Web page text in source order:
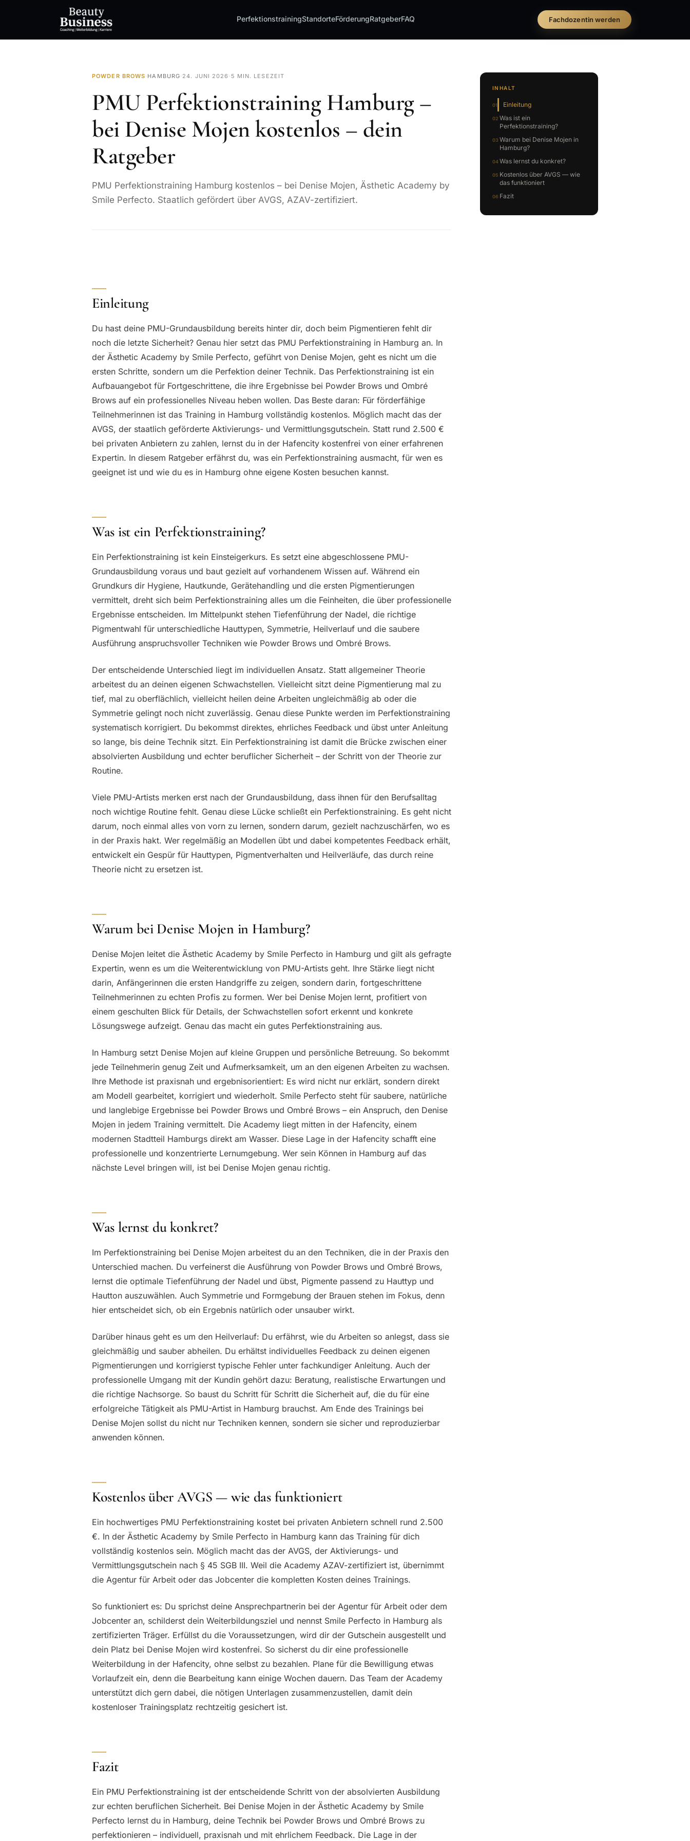
PerfektionstrainingStandorteFörderungRatgeberFAQ Fachdozentin werden
POWDER BROWS· HAMBURG· 24. JUNI 2026 · 5 MIN. LESEZEIT
PMU Perfektionstraining Hamburg –
bei Denise Mojen kostenlos – dein
Ratgeber
PMU Perfektionstraining Hamburg kostenlos – bei Denise Mojen, Ästhetic Academy by
Smile Perfecto. Staatlich gefördert über AVGS, AZAV-zertifiziert.
Einleitung
Du hast deine PMU-Grundausbildung bereits hinter dir, doch beim Pigmentieren fehlt dir
noch die letzte Sicherheit? Genau hier setzt das PMU Perfektionstraining in Hamburg an. In
der Ästhetic Academy by Smile Perfecto, geführt von Denise Mojen, geht es nicht um die
ersten Schritte, sondern um die Perfektion deiner Technik. Das Perfektionstraining ist ein
Aufbauangebot für Fortgeschrittene, die ihre Ergebnisse bei Powder Brows und Ombré
Brows auf ein professionelles Niveau heben wollen. Das Beste daran: Für förderfähige
Teilnehmerinnen ist das Training in Hamburg vollständig kostenlos. Möglich macht das der
AVGS, der staatlich geförderte Aktivierungs- und Vermittlungsgutschein. Statt rund 2.500 €
bei privaten Anbietern zu zahlen, lernst du in der Hafencity kostenfrei von einer erfahrenen
Expertin. In diesem Ratgeber erfährst du, was ein Perfektionstraining ausmacht, für wen es
geeignet ist und wie du es in Hamburg ohne eigene Kosten besuchen kannst.
Was ist ein Perfektionstraining?
Ein Perfektionstraining ist kein Einsteigerkurs. Es setzt eine abgeschlossene PMU-
Grundausbildung voraus und baut gezielt auf vorhandenem Wissen auf. Während ein
Grundkurs dir Hygiene, Hautkunde, Gerätehandling und die ersten Pigmentierungen
vermittelt, dreht sich beim Perfektionstraining alles um die Feinheiten, die über professionelle
Ergebnisse entscheiden. Im Mittelpunkt stehen Tiefenführung der Nadel, die richtige
Pigmentwahl für unterschiedliche Hauttypen, Symmetrie, Heilverlauf und die saubere
Ausführung anspruchsvoller Techniken wie Powder Brows und Ombré Brows.
Der entscheidende Unterschied liegt im individuellen Ansatz. Statt allgemeiner Theorie
arbeitest du an deinen eigenen Schwachstellen. Vielleicht sitzt deine Pigmentierung mal zu
tief, mal zu oberflächlich, vielleicht heilen deine Arbeiten ungleichmäßig ab oder die
Symmetrie gelingt noch nicht zuverlässig. Genau diese Punkte werden im Perfektionstraining
systematisch korrigiert. Du bekommst direktes, ehrliches Feedback und übst unter Anleitung
so lange, bis deine Technik sitzt. Ein Perfektionstraining ist damit die Brücke zwischen einer
absolvierten Ausbildung und echter beruflicher Sicherheit – der Schritt von der Theorie zur
Routine.
Viele PMU-Artists merken erst nach der Grundausbildung, dass ihnen für den Berufsalltag
noch wichtige Routine fehlt. Genau diese Lücke schließt ein Perfektionstraining. Es geht nicht
darum, noch einmal alles von vorn zu lernen, sondern darum, gezielt nachzuschärfen, wo es
in der Praxis hakt. Wer regelmäßig an Modellen übt und dabei kompetentes Feedback erhält,
entwickelt ein Gespür für Hauttypen, Pigmentverhalten und Heilverläufe, das durch reine
Theorie nicht zu ersetzen ist.
Warum bei Denise Mojen in Hamburg?
Denise Mojen leitet die Ästhetic Academy by Smile Perfecto in Hamburg und gilt als gefragte
Expertin, wenn es um die Weiterentwicklung von PMU-Artists geht. Ihre Stärke liegt nicht
darin, Anfängerinnen die ersten Handgriffe zu zeigen, sondern darin, fortgeschrittene
Teilnehmerinnen zu echten Profis zu formen. Wer bei Denise Mojen lernt, profitiert von
einem geschulten Blick für Details, der Schwachstellen sofort erkennt und konkrete
Lösungswege aufzeigt. Genau das macht ein gutes Perfektionstraining aus.
In Hamburg setzt Denise Mojen auf kleine Gruppen und persönliche Betreuung. So bekommt
jede Teilnehmerin genug Zeit und Aufmerksamkeit, um an den eigenen Arbeiten zu wachsen.
Ihre Methode ist praxisnah und ergebnisorientiert: Es wird nicht nur erklärt, sondern direkt
am Modell gearbeitet, korrigiert und wiederholt. Smile Perfecto steht für saubere, natürliche
und langlebige Ergebnisse bei Powder Brows und Ombré Brows – ein Anspruch, den Denise
Mojen in jedem Training vermittelt. Die Academy liegt mitten in der Hafencity, einem
modernen Stadtteil Hamburgs direkt am Wasser. Diese Lage in der Hafencity schafft eine
professionelle und konzentrierte Lernumgebung. Wer sein Können in Hamburg auf das
nächste Level bringen will, ist bei Denise Mojen genau richtig.
Was lernst du konkret?
Im Perfektionstraining bei Denise Mojen arbeitest du an den Techniken, die in der Praxis den
Unterschied machen. Du verfeinerst die Ausführung von Powder Brows und Ombré Brows,
lernst die optimale Tiefenführung der Nadel und übst, Pigmente passend zu Hauttyp und
Hautton auszuwählen. Auch Symmetrie und Formgebung der Brauen stehen im Fokus, denn
hier entscheidet sich, ob ein Ergebnis natürlich oder unsauber wirkt.
Darüber hinaus geht es um den Heilverlauf: Du erfährst, wie du Arbeiten so anlegst, dass sie
gleichmäßig und sauber abheilen. Du erhältst individuelles Feedback zu deinen eigenen
Pigmentierungen und korrigierst typische Fehler unter fachkundiger Anleitung. Auch der
professionelle Umgang mit der Kundin gehört dazu: Beratung, realistische Erwartungen und
die richtige Nachsorge. So baust du Schritt für Schritt die Sicherheit auf, die du für eine
erfolgreiche Tätigkeit als PMU-Artist in Hamburg brauchst. Am Ende des Trainings bei
Denise Mojen sollst du nicht nur Techniken kennen, sondern sie sicher und reproduzierbar
anwenden können.
Kostenlos über AVGS — wie das funktioniert
Ein hochwertiges PMU Perfektionstraining kostet bei privaten Anbietern schnell rund 2.500
€. In der Ästhetic Academy by Smile Perfecto in Hamburg kann das Training für dich
vollständig kostenlos sein. Möglich macht das der AVGS, der Aktivierungs- und
Vermittlungsgutschein nach § 45 SGB III. Weil die Academy AZAV-zertifiziert ist, übernimmt
die Agentur für Arbeit oder das Jobcenter die kompletten Kosten deines Trainings.
So funktioniert es: Du sprichst deine Ansprechpartnerin bei der Agentur für Arbeit oder dem
Jobcenter an, schilderst dein Weiterbildungsziel und nennst Smile Perfecto in Hamburg als
zertifizierten Träger. Erfüllst du die Voraussetzungen, wird dir der Gutschein ausgestellt und
dein Platz bei Denise Mojen wird kostenfrei. So sicherst du dir eine professionelle
Weiterbildung in der Hafencity, ohne selbst zu bezahlen. Plane für die Bewilligung etwas
Vorlaufzeit ein, denn die Bearbeitung kann einige Wochen dauern. Das Team der Academy
unterstützt dich gern dabei, die nötigen Unterlagen zusammenzustellen, damit dein
kostenloser Trainingsplatz rechtzeitig gesichert ist.
Fazit
Ein PMU Perfektionstraining ist der entscheidende Schritt von der absolvierten Ausbildung
zur echten beruflichen Sicherheit. Bei Denise Mojen in der Ästhetic Academy by Smile
Perfecto lernst du in Hamburg, deine Technik bei Powder Brows und Ombré Brows zu
perfektionieren – individuell, praxisnah und mit ehrlichem Feedback. Die Lage in der
INHALT
Einleitung
Was ist ein
Perfektionstraining?
Warum bei Denise Mojen in
Hamburg?
Was lernst du konkret?
Kostenlos über AVGS — wie
das funktioniert
Fazit